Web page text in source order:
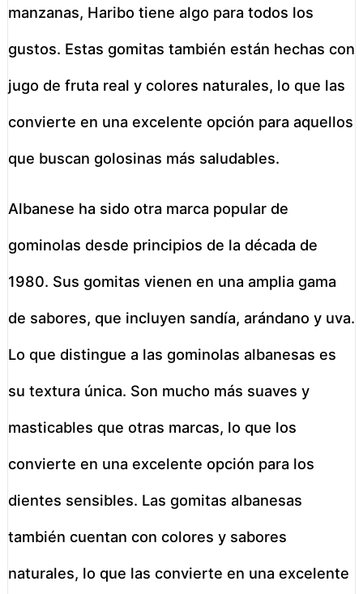
manzanas, Haribo tiene algo para todos los
gustos. Estas gomitas también están hechas con
jugo de fruta real y colores naturales, lo que las
convierte en una excelente opción para aquellos
que buscan golosinas más saludables.
Albanese ha sido otra marca popular de
gominolas desde principios de la década de
1980. Sus gomitas vienen en una amplia gama
de sabores, que incluyen sandía, arándano y uva.
Lo que distingue a las gominolas albanesas es
su textura única. Son mucho más suaves y
masticables que otras marcas, lo que los
convierte en una excelente opción para los
dientes sensibles. Las gomitas albanesas
también cuentan con colores y sabores
naturales, lo que las convierte en una excelente